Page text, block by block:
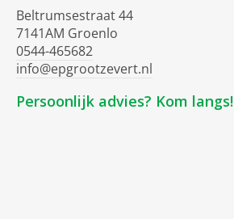
Beltrumsestraat 44
7141AM Groenlo
0544-465682
info@epgrootzevert.nl
Persoonlijk advies? Kom langs!